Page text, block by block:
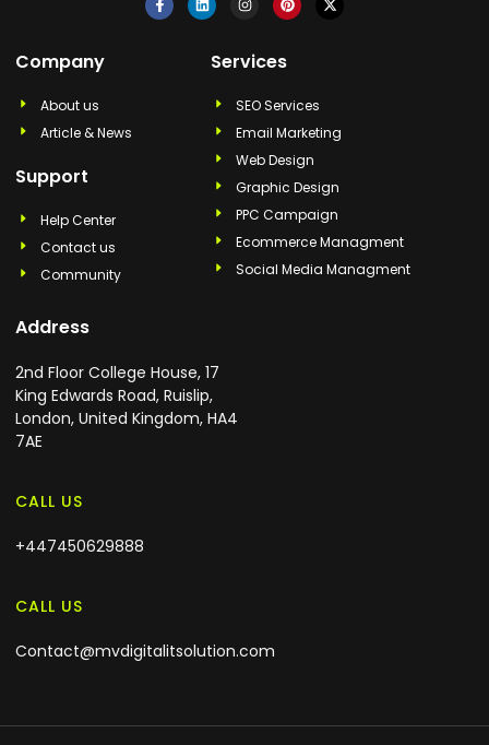
Company
About us
Article & News
Support
Help Center
Contact us
Community
Services
SEO Services
Email Marketing
Web Design
Graphic Design
PPC Campaign
Ecommerce Managment
Social Media Managment
Address
2nd Floor College House, 17
King Edwards Road, Ruislip,
London, United Kingdom, HA4
7AE
CALL US
+447450629888
CALL US
Contact@mvdigitalitsolution.com